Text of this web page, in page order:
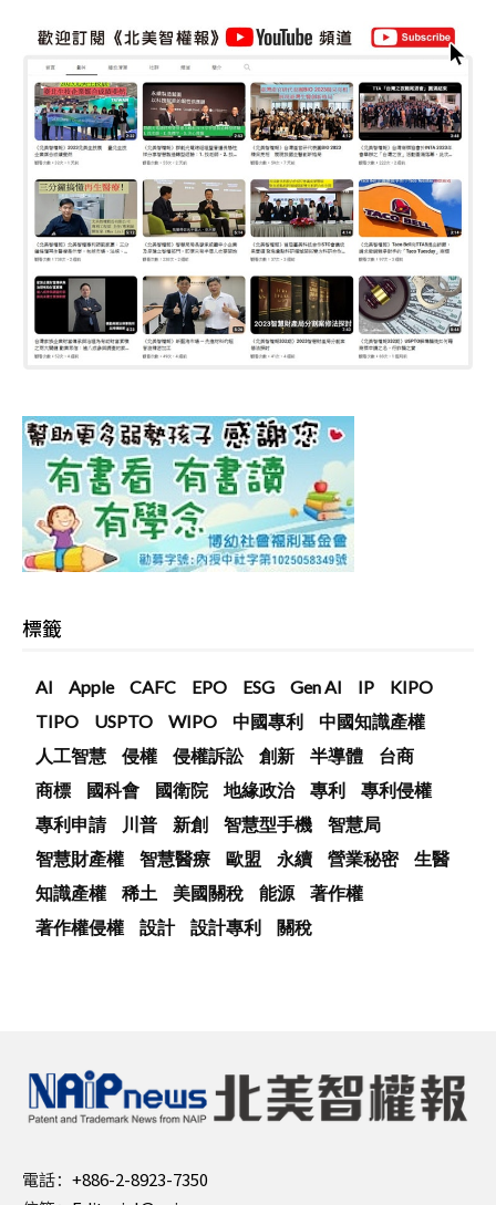
標籤
AI Apple CAFC EPO ESG Gen AI IP
KIPO
TIPO
USPTO WIPO 中國專利
中國知識產權
人工智慧
侵權 侵權訴訟 創新 半導體
台商
商標
國科會 國衛院 地緣政治 專利
專利侵權
專利申請
川普 新創 智慧型手機
智慧局
智慧財產權
智慧醫療 歐盟 永續 營業秘密
生醫
知識產權
稀土 美國關稅 能源
著作權
著作權侵權
設計 設計專利 關稅
電話： +886-2-8923-7350